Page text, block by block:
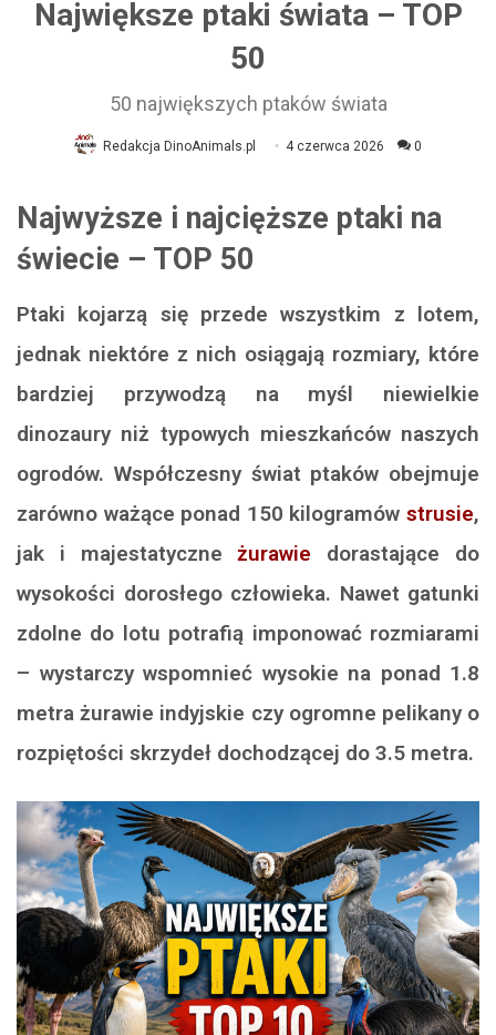
Największe ptaki świata – TOP
50
50 największych ptaków świata
Redakcja DinoAnimals.pl 4 czerwca 2026 0
Najwyższe i najcięższe ptaki na
świecie – TOP 50
Ptaki kojarzą się przede wszystkim z lotem,
jednak niektóre z nich osiągają rozmiary, które
bardziej przywodzą na myśl niewielkie
dinozaury niż typowych mieszkańców naszych
ogrodów. Współczesny świat ptaków obejmuje
zarówno ważące ponad 150 kilogramów strusie,
jak i majestatyczneżurawie dorastające do
wysokości dorosłego człowieka. Nawet gatunki
zdolne do lotu potrafią imponować rozmiarami
– wystarczy wspomnieć wysokie na ponad 1.8
metra żurawie indyjskie czy ogromne pelikany o
rozpiętości skrzydeł dochodzącej do 3.5 metra.